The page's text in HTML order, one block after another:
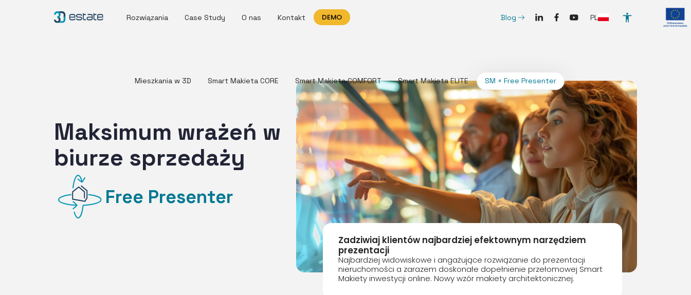
Rozwiązania Case Study O nas Kontakt DEMO Blog ArrowRightLong SocialLinkedIn SocialFacebook SocialYoutube PL
Mieszkania w 3D Smart Makieta CORE Smart Makieta COMFORT Smart Makieta ELITE SM + Free Presenter
Maksimum wrażeń w
biurze sprzedaży
Free Presenter
Zadziwiaj klientów najbardziej efektownym narzędziem
prezentacji
Najbardziej widowiskowe i angażujące rozwiązanie do prezentacji
nieruchomości a zarazem doskonałe dopełnienie przełomowej Smart
Makiety inwestycji online. Nowy wzór makiety architektonicznej.